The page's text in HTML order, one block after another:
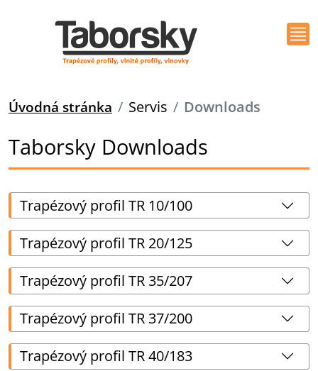
Úvodná stránka Servis Downloads
Taborsky Downloads
Trapézový profil TR 10/100
Trapézový profil TR 20/125
Trapézový profil TR 35/207
Trapézový profil TR 37/200
Trapézový profil TR 40/183